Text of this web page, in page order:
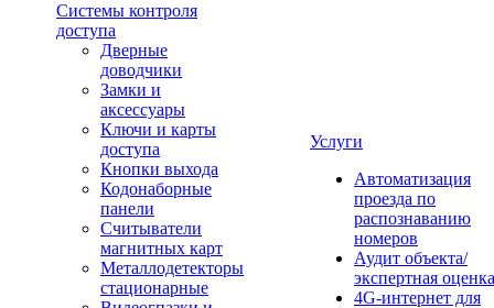
Системы контроля
доступа
Дверные
доводчики
Замки и
аксессуары
Ключи и карты
доступа
Кнопки выхода
Кодонаборные
панели
Считыватели
магнитных карт
Металлодетекторы
стационарные
Услуги
Автоматизация
проезда по
распознаванию
номеров
Аудит объекта/
экспертная оценка
4G-интернет для